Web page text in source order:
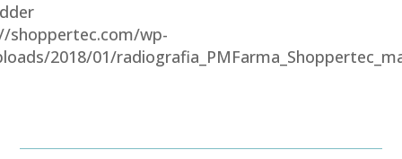
shoppertec.com/wp-
2018/01/